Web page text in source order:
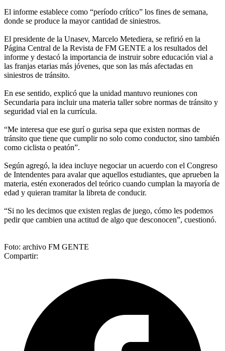
El informe establece como “período crítico” los fines de semana,
donde se produce la mayor cantidad de siniestros.
El presidente de la Unasev, Marcelo Metediera, se refirió en la
Página Central de la Revista de FM GENTE a los resultados del
informe y destacó la importancia de instruir sobre educación vial a
las franjas etarias más jóvenes, que son las más afectadas en
siniestros de tránsito.
En ese sentido, explicó que la unidad mantuvo reuniones con
Secundaria para incluir una materia taller sobre normas de tránsito y
seguridad vial en la currícula.
“Me interesa que ese gurí o gurisa sepa que existen normas de
tránsito que tiene que cumplir no solo como conductor, sino también
como ciclista o peatón”.
Según agregó, la idea incluye negociar un acuerdo con el Congreso
de Intendentes para avalar que aquellos estudiantes, que aprueben la
materia, estén exonerados del teórico cuando cumplan la mayoría de
edad y quieran tramitar la libreta de conducir.
“Si no les decimos que existen reglas de juego, cómo les podemos
pedir que cambien una actitud de algo que desconocen”, cuestionó.
Foto: archivo FM GENTE
Compartir: